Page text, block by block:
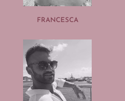
FRANCESCA